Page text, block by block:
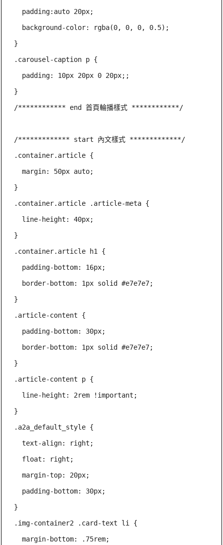
  padding:auto 20px;
  background-color: rgba(0, 0, 0, 0.5);
}
.carousel-caption p {
  padding: 10px 20px 0 20px;;
}
/************ end 首頁輪播樣式 ************/
/************* start 內文樣式 *************/
.container.article {
  margin: 50px auto;
}
.container.article .article-meta {
  line-height: 40px;
}
.container.article h1 {
  padding-bottom: 16px;
  border-bottom: 1px solid #e7e7e7;
}
.article-content {
  padding-bottom: 30px;
  border-bottom: 1px solid #e7e7e7;
}
.article-content p {
  line-height: 2rem !important;
}
.a2a_default_style {
  text-align: right;
  float: right;
  margin-top: 20px;
  padding-bottom: 30px;
}
.img-container2 .card-text li {
  margin-bottom: .75rem;